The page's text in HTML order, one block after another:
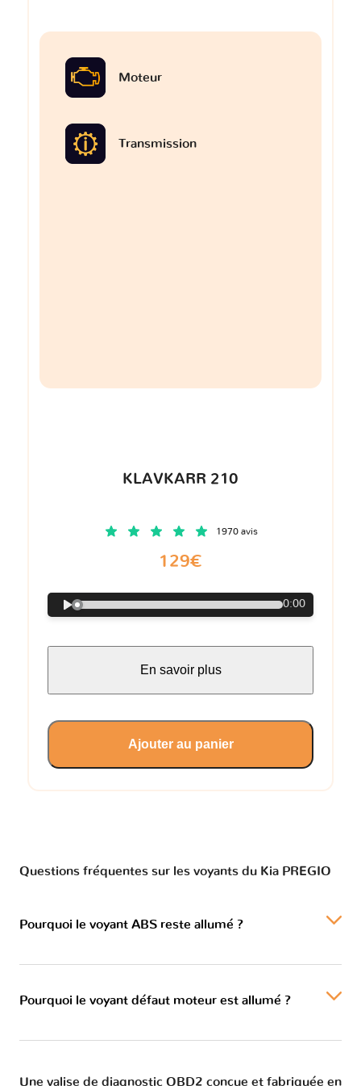
Moteur
Transmission
KLAVKARR 210
1970 avis
129€
0:00
En savoir plus
Ajouter au panier
Questions fréquentes sur les voyants du Kia PREGIO
Pourquoi le voyant ABS reste allumé ?
Pourquoi le voyant défaut moteur est allumé ?
Une valise de diagnostic OBD2 conçue et fabriquée en